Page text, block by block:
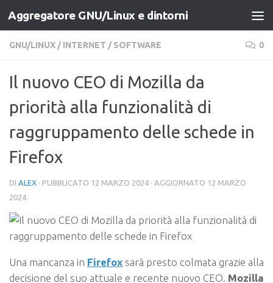
Salta al contenuto
Aggregatore GNU/Linux e dintorni
GNU/LINUX / INTERNET / SOFTWARE 0
Il nuovo CEO di Mozilla da
priorità alla funzionalità di
raggruppamento delle schede in
Firefox
DI ALEX · PUBBLICATO 12 MARZO 2024 · AGGIORNATO 12 MARZO
2024
Una mancanza in Firefox sarà presto colmata grazie alla
decisione del suo attuale e recente nuovo CEO. Mozilla